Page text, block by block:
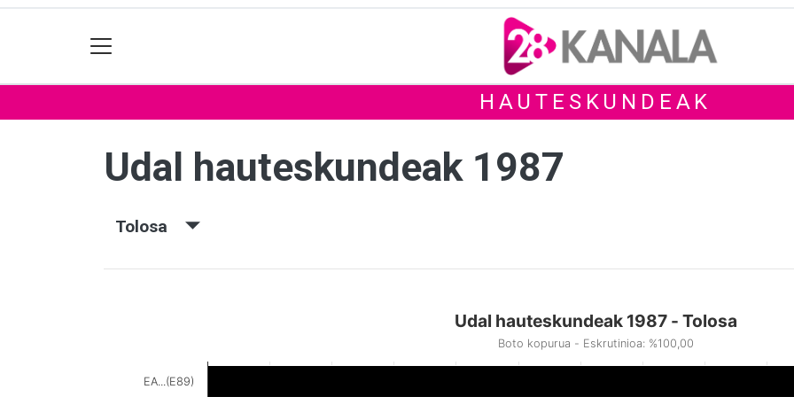
HAUTESKUNDEAK
Udal hauteskundeak 1987
Tolosa
Udal hauteskundeak 1987 - Tolosa
Boto kopurua - Eskrutinioa: %100,00
EA...(E89)